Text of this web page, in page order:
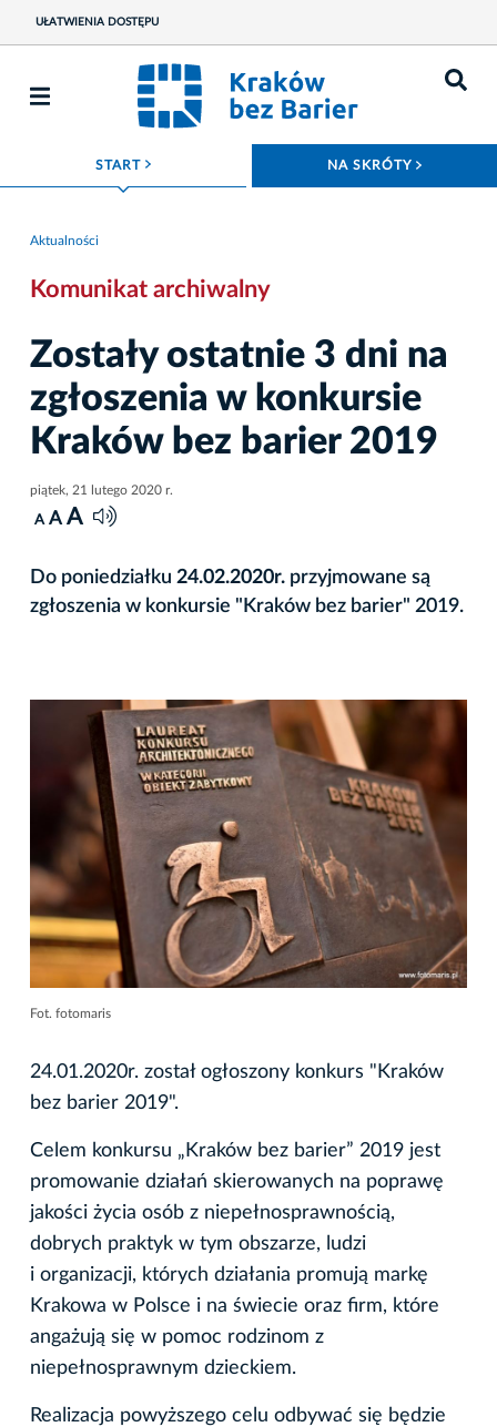
UŁATWIENIA DOSTĘPU
START ROZWIŃ MENU NA SKRÓTY
Aktualności
Komunikat archiwalny
Zostały ostatnie 3 dni na
zgłoszenia w konkursie
Kraków bez barier 2019
piątek, 21 lutego 2020 r.
A A A
Do poniedziałku 24.02.2020r. przyjmowane są
zgłoszenia w konkursie "Kraków bez barier" 2019.
Fot. fotomaris
24.01.2020r. został ogłoszony konkurs "Kraków
bez barier 2019".
Celem konkursu „Kraków bez barier” 2019 jest
promowanie działań skierowanych na poprawę
jakości życia osób z niepełnosprawnością,
dobrych praktyk w tym obszarze, ludzi
i organizacji, których działania promują markę
Krakowa w Polsce i na świecie oraz firm, które
angażują się w pomoc rodzinom z
niepełnosprawnym dzieckiem.
Realizacja powyższego celu odbywać się będzie